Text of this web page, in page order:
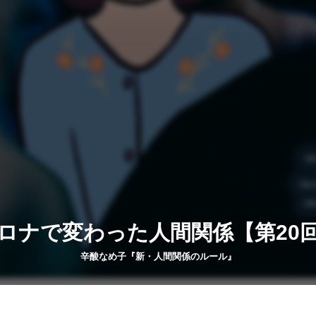
ナで変わった人間関係【第20
辛酸なめ子『新・人間関係のルール』